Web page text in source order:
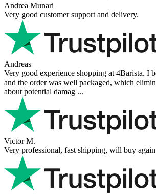
Andrea Munari
Very good customer support and delivery.
Andreas
Very good experience shopping at 4Barista. I
and the order was well packaged, which
about potential damag ...
Victor M.
Very professional, fast shipping, will buy again